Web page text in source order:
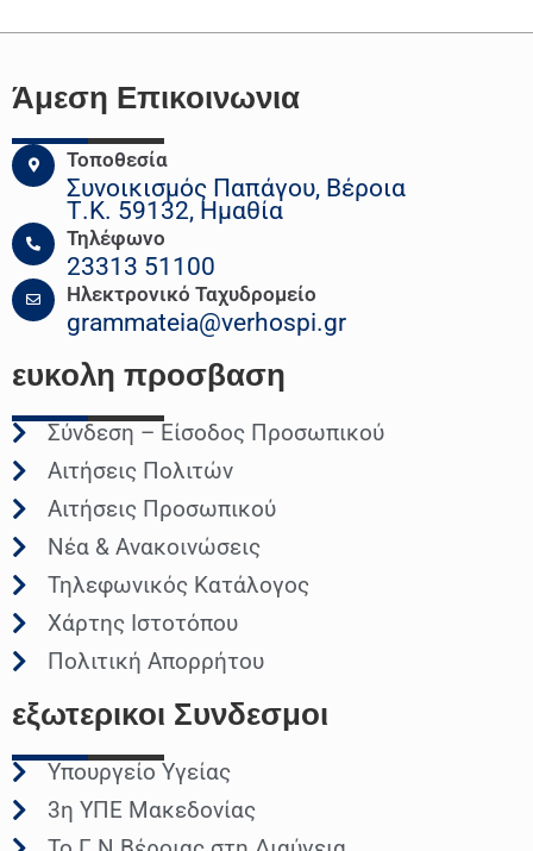
Άμεση Επικοινωνια
Τοποθεσία
Συνοικισμός Παπάγου, Βέροια
Τ.Κ. 59132, Ημαθία
Τηλέφωνο
23313 51100
Ηλεκτρονικό Ταχυδρομείο
grammateia@verhospi.gr
ευκολη προσβαση
Σύνδεση – Είσοδος Προσωπικού
Αιτήσεις Πολιτών
Αιτήσεις Προσωπικού
Νέα & Ανακοινώσεις
Τηλεφωνικός Κατάλογος
Χάρτης Ιστοτόπου
Πολιτική Απορρήτου
εξωτερικοι Συνδεσμοι
Υπουργείο Υγείας
3η ΥΠΕ Μακεδονίας